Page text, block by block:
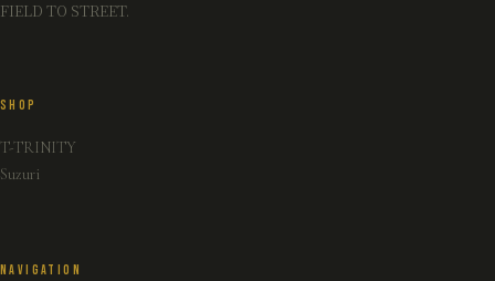
FIELD TO STREET.
SHOP
T-TRINITY
Suzuri
NAVIGATION